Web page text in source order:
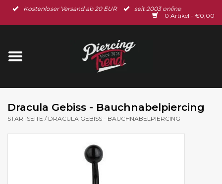
Kostenloser Versand ab 20 EUR
seit 2003 online
0 Artikel - €0,00
Startseite
Ohrschmuck
Dracula Gebiss - Bauchnabelpiercing
STARTSEITE / DRACULA GEBISS - BAUCHNABELPIERCING